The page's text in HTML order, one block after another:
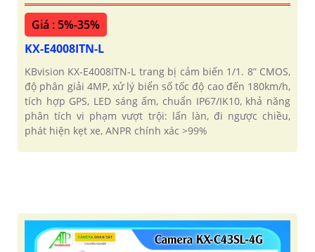
Giá : 5%-35%
KX-E4008ITN-L
KBvision KX-E4008ITN-L trang bị cảm biến 1/1. 8” CMOS,
độ phân giải 4MP, xử lý biển số tốc độ cao đến 180km/h,
tích hợp GPS, LED sáng ấm, chuẩn IP67/IK10, khả năng
phân tích vi phạm vượt trội: lấn làn, đi ngược chiều,
phát hiện kẹt xe, ANPR chính xác >99%